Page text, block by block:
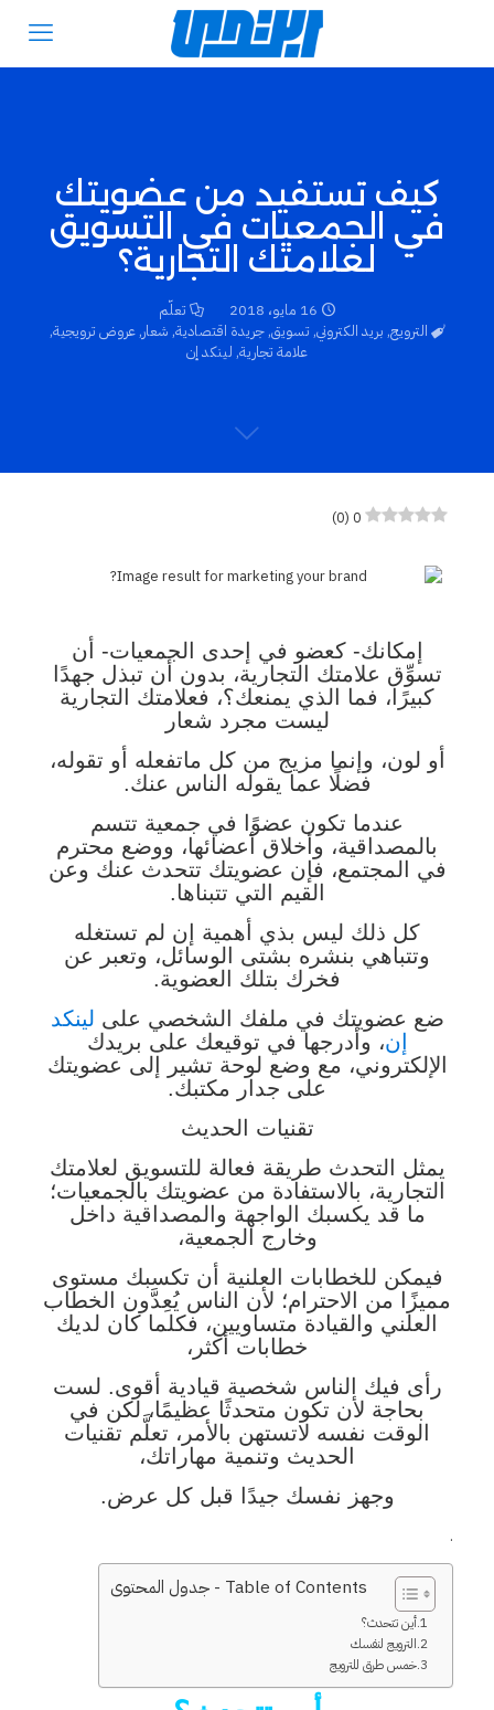
كيف تستفيد من عضويتك
في الجمعيات في التسويق
لعلامتك التجارية؟
16 مايو، 2018
تعلّم
الترويج, بريد الكتروني, تسويق,جريدة اقتصادية, شعار,عروض ترويجية,
علامة تجارية, لينكد إن
0
(
0
)
إمكانك- كعضو في إحدى الجمعيات- أن
تسوِّق علامتك التجارية، بدون أن تبذل جهدًا
كبيرًا، فما الذي يمنعك؟، فعلامتك التجارية
ليست مجرد شعار
أو لون، وإنما مزيج من كل ماتفعله أو تقوله،
فضلًا عما يقوله الناس عنك.
عندما تكون عضوًا في جمعية تتسم
بالمصداقية، وأخلاق أعضائها، ووضع محترم
في المجتمع، فإن عضويتك تتحدث عنك وعن
القيم التي تتبناها.
كل ذلك ليس بذي أهمية إن لم تستغله
وتتباهي بنشره بشتى الوسائل، وتعبر عن
فخرك بتلك العضوية.
ضع عضويتك في ملفك الشخصي على لينكد
إن، وأدرجها في توقيعك على بريدك
الإلكتروني، مع وضع لوحة تشير إلى عضويتك
على جدار مكتبك.
تقنيات الحديث
يمثل التحدث طريقة فعالة للتسويق لعلامتك
التجارية، بالاستفادة من عضويتك بالجمعيات؛
ما قد يكسبك الواجهة والمصداقية داخل
وخارج الجمعية،
فيمكن للخطابات العلنية أن تكسبك مستوى
مميزًا من الاحترام؛ لأن الناس يُعِدَّون الخطاب
العلني والقيادة متساويين، فكلما كان لديك
خطابات أكثر،
رأى فيك الناس شخصية قيادية أقوى. لست
بحاجة لأن تكون متحدثًا عظيمًا، لكن في
الوقت نفسه لاتستهن بالأمر، تعلَّم تقنيات
الحديث وتنمية مهاراتك،
وجهز نفسك جيدًا قبل كل عرض.
.
Table of Contents - جدول المحتوى
أين تتحدث؟
الترويج لنفسك
خمس طرق للترويج